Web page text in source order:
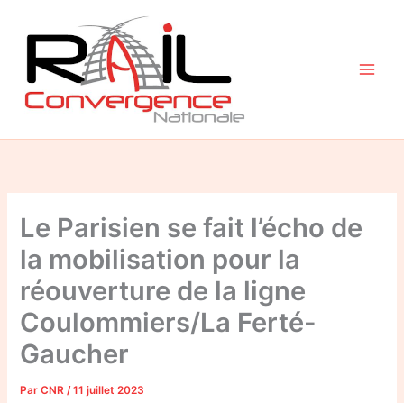
contenu
Le Parisien se fait l’écho de
la mobilisation pour la
réouverture de la ligne
Coulommiers/La Ferté-
Gaucher
ParCNR/11 juillet 2023